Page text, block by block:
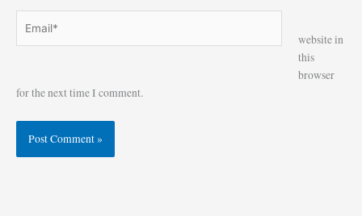
website in
this
browser
for the next time I comment.